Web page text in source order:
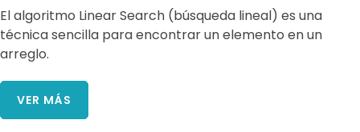
El algoritmo Linear Search (búsqueda lineal) es una
técnica sencilla para encontrar un elemento en un
arreglo.
VER MÁS